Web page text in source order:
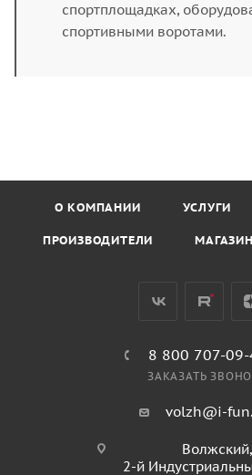
спортплощадках,
спортивными воротами.
О КОМПАНИИ УСЛУГИ
ПРОИЗВОДИТЕЛИ МАГАЗИН
8 800 707-09-
ЗАКАЗАТЬ
volzh@i-
Волжский,
2-й